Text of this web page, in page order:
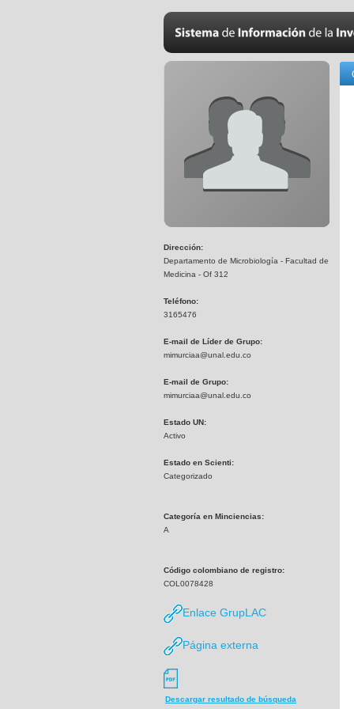
Dirección:
Departamento de Microbiología - Facultad de
Medicina - Of 312
Teléfono:
3165476
E-mail de Líder de Grupo:
mimurciaa@unal.edu.co
E-mail de Grupo:
mimurciaa@unal.edu.co
Estado UN:
Activo
Estado en Scienti:
Categorizado
Categoría en Minciencias:
A
Código colombiano de registro:
COL0078428
Enlace GrupLAC
Página externa
Descargar resultado de búsqueda